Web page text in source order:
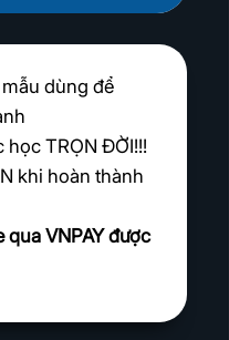
dùng để
học TRỌN ĐỜI!!!
khi hoàn thành
VNPAY được